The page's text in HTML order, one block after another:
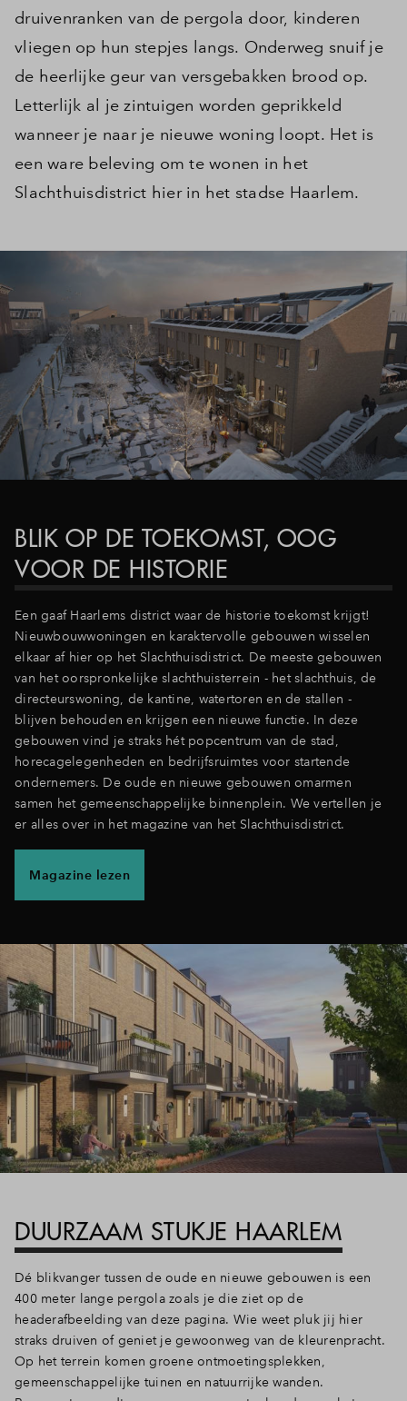
druivenranken van de pergola door, kinderen
vliegen op hun stepjes langs. Onderweg snuif je
de heerlijke geur van versgebakken brood op.
Letterlijk al je zintuigen worden geprikkeld
wanneer je naar je nieuwe woning loopt. Het is
een ware beleving om te wonen in het
Slachthuisdistrict hier in het stadse Haarlem.
BLIK OP DE TOEKOMST, OOG
VOOR DE HISTORIE
Een gaaf Haarlems district waar de historie toekomst krijgt!
Nieuwbouwwoningen en karaktervolle gebouwen wisselen
elkaar af hier op het Slachthuisdistrict. De meeste gebouwen
van het oorspronkelijke slachthuisterrein - het slachthuis, de
directeurswoning, de kantine, watertoren en de stallen -
blijven behouden en krijgen een nieuwe functie. In deze
gebouwen vind je straks hét popcentrum van de stad,
horecagelegenheden en bedrijfsruimtes voor startende
ondernemers. De oude en nieuwe gebouwen omarmen
samen het gemeenschappelijke binnenplein. We vertellen je
er alles over in het magazine van het Slachthuisdistrict.
Magazine lezen
DUURZAAM STUKJE HAARLEM
Dé blikvanger tussen de oude en nieuwe gebouwen is een
400 meter lange pergola zoals je die ziet op de
headerafbeelding van deze pagina. Wie weet pluk jij hier
straks druiven of geniet je gewoonweg van de kleurenpracht.
Op het terrein komen groene ontmoetingsplekken,
gemeenschappelijke tuinen en natuurrijke wanden.